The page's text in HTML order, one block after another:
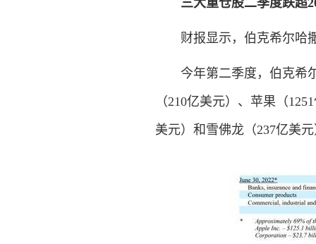
三大重仓股二季度跌超
财报显示，伯克希尔哈撒
今年第二季度，伯克希尔
（210亿美元）、苹果（
美元）和雪佛龙（237亿美